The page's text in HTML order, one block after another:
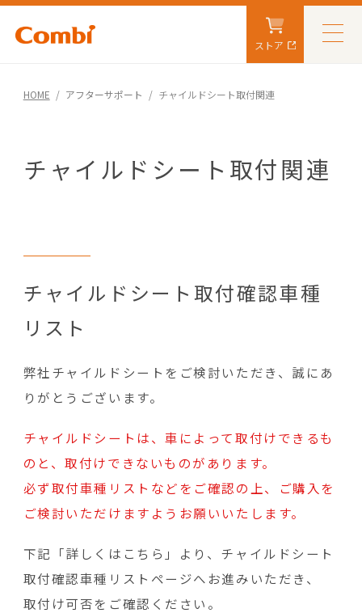
ストア
HOME アフターサポート チャイルドシート取付関連
チャイルドシート取付関連
チャイルドシート取付確認車種
リスト
弊社チャイルドシートをご検討いただき、誠にあ
りがとうございます。
チャイルドシートは、車によって取付けできるも
のと、取付けできないものがあります。
必ず取付車種リストなどをご確認の上、ご購入を
ご検討いただけますようお願いいたします。
下記「詳しくはこちら」より、チャイルドシート
取付確認車種リストページへお進みいただき、
取付け可否をご確認ください。